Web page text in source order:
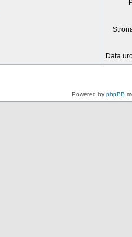
Data
Powered by phpBB